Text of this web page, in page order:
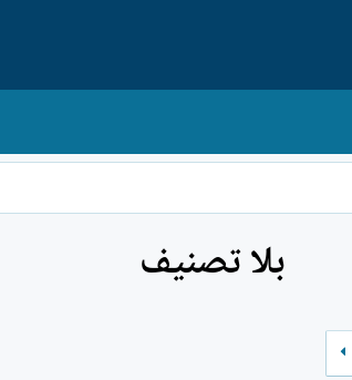
بلا تصنيف